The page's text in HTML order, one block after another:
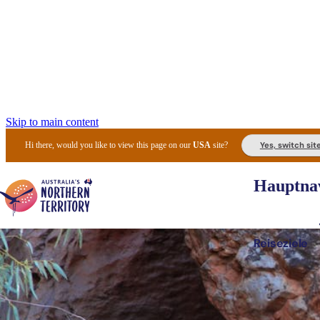
Skip to main content
Hi there, would you like to view this page on ourUSA site? Yes, switch
Reiseziele